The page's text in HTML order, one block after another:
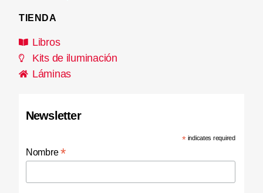
TIENDA
Libros
Kits de iluminación
Láminas
Newsletter
*indicates required
Nombre*